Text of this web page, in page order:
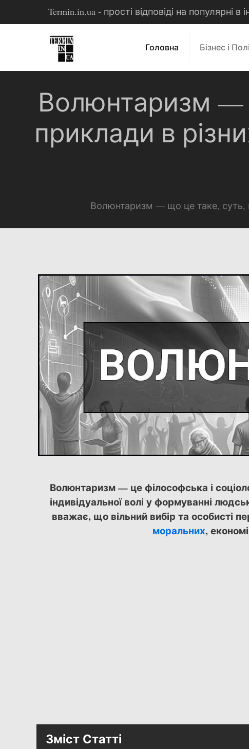
Termin.in.ua - прості відповіді на
Головна Бізнес і
Волюнтаризм —
приклади в
Волюнтаризм — що це таке, суть,
Волюнтаризм — це філософська і
індивідуальної волі у формуванні
вважає, що вільний вибір та особисті
моральних,
Зміст Статті